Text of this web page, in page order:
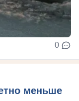
0
меньше